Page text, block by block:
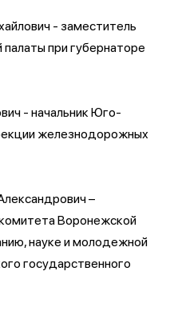
- заместитель
при губернаторе
- начальник Юго-
железнодорожных
–
Воронежской
науке и молодежной
государственного